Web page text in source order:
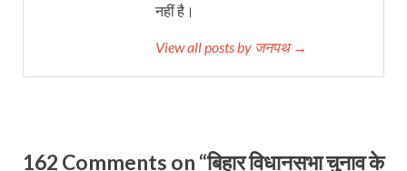
नहीं है।
View all posts by जनपथ →
162 Comments on “बिहार विधानसभा चुनाव के